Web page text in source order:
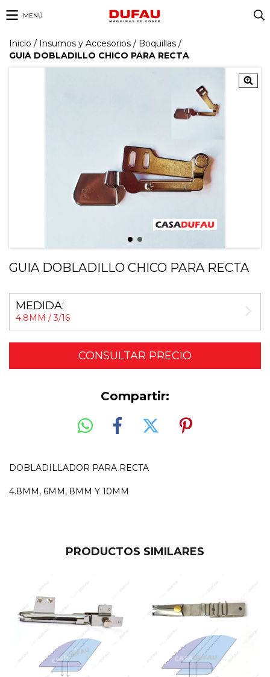
MENÚ
Inicio / Insumos y Accesorios / Boquillas /
GUIA DOBLADILLO CHICO PARA RECTA
GUIA DOBLADILLO CHICO PARA RECTA
MEDIDA:
4.8MM / 3/16
Compartir:
DOBLADILLADOR PARA RECTA
4.8MM, 6MM, 8MM Y 10MM
PRODUCTOS SIMILARES